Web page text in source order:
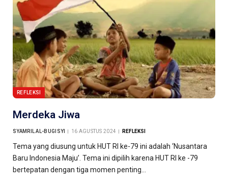
REFLEKSI
Merdeka Jiwa
SYAMRIL AL-BUGISYI 16 AGUSTUS 2024 REFLEKSI
Tema yang diusung untuk HUT RI ke-79 ini adalah ‘Nusantara
Baru Indonesia Maju’. Tema ini dipilih karena HUT RI ke -79
bertepatan dengan tiga momen penting…